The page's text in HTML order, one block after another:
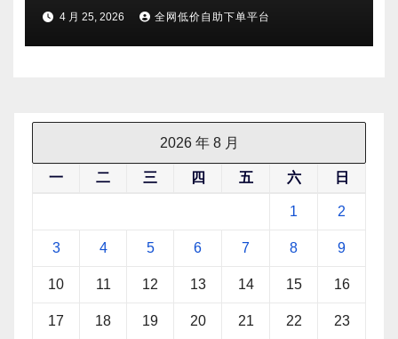
4 月 25, 2026 全网低价自助下单平台
2026 年 8 月
一 二 三 四 五 六 日
1 2
3 4 5 6 7 8 9
10 11 12 13 14 15 16
17 18 19 20 21 22 23